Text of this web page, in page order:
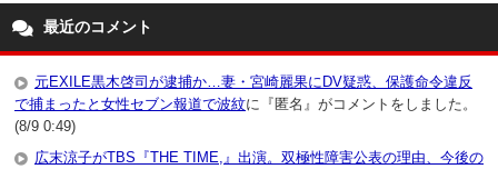
最近のコメント
元EXILE黒木啓司が逮捕か…妻・宮崎麗果にDV疑惑、保護命令違反
で捕まったと女性セブン報道で波紋に『匿名』がコメントをしました。
(8/9 0:49)
広末涼子がTBS『THE TIME,』出演。双極性障害公表の理由、今後の